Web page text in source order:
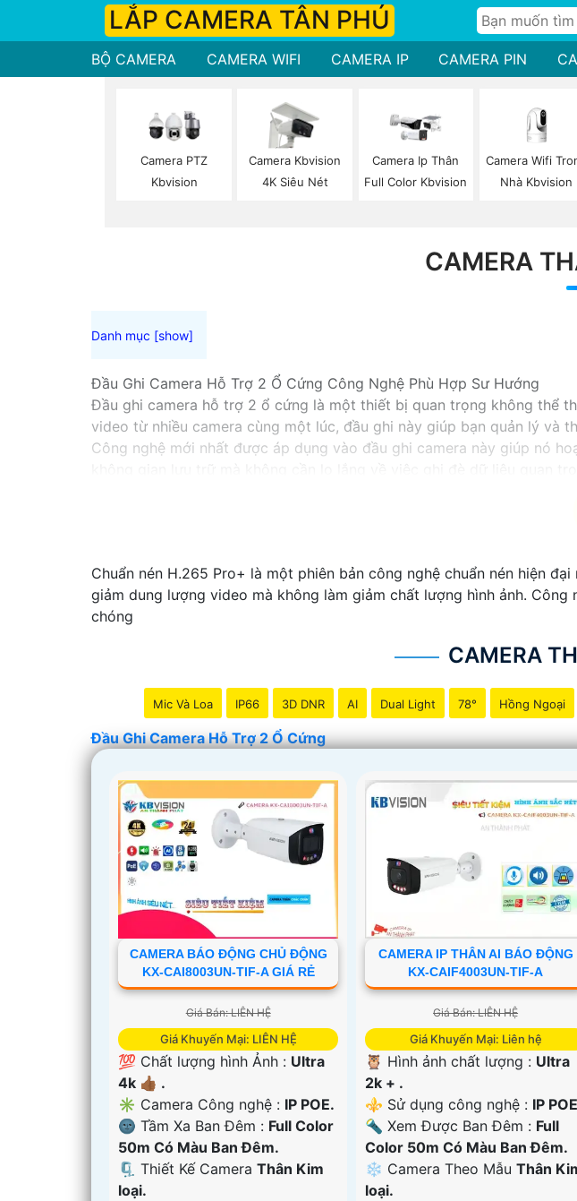
LẮP CAMERA TÂN PHÚ
BỘ CAMERA CAMERA WIFI CAMERA IP CAMERA PIN
Camera PTZ
Kbvision
Camera Kbvision
4K Siêu Nét
Camera Ip Thân
Full Color Kbvision
Camera Wifi
Nhà Kbvision
CAMERA
Đầu Ghi Camera Hỗ Trợ 2 Ổ Cứng Công Nghệ Phù Hợp Sư Hướng
Đầu ghi camera hỗ trợ 2 ổ cứng là một thiết bị quan trọng không thể
video từ nhiều camera cùng một lúc, đầu ghi này giúp bạn quản lý và
Công nghệ mới nhất được áp dụng vào đầu ghi camera này giúp nó
Nếu bạn đang tìm kiếm một giải pháp giám sát an ninh thông minh
hoàn hảo cho nhu cầu của bạn. Hãy đầu tư vào sản phẩm này để
Chuẩn nén H.265 Pro+ là một phiên bản công nghệ chuẩn nén hiện
giảm dung lượng video mà không làm giảm chất lượng hình ảnh.
chóng
CAMERA
Mic Và Loa IP66 3D DNR AI Dual Light 78° Hồng Ngoại
Đầu Ghi Camera Hỗ Trợ 2 Ổ Cứng
CAMERA BÁO ĐỘNG CHỦ ĐỘNG
KX-CAI8003UN-TIF-A GIÁ RẺ
Giá Bán: LIÊN HỆ
Giá Khuyến Mại: LIÊN HỆ
💯 Chất lượng hình Ảnh : Ultra
4k 👍🏾 .
✳️ Camera Công nghệ : IP POE.
🌚 Tầm Xa Ban Đêm : Full Color
50m Có Màu Ban Ðêm.
🗜️ Thiết Kế Camera Thân Kim
loại.
CAMERA IP THÂN AI BÁO ĐỘNG
KX-CAIF4003UN-TIF-A
Giá Bán: LIÊN HỆ
Giá Khuyến Mại: Liên hệ
🦉 Hình ảnh chất lượng : Ultra
2k + .
⚜️ Sử dụng công nghệ : IP
🔦 Xem Được Ban Đêm : Full
Color 50m Có Màu Ban Ðêm.
❄ Camera Theo MẫuThân
loại.